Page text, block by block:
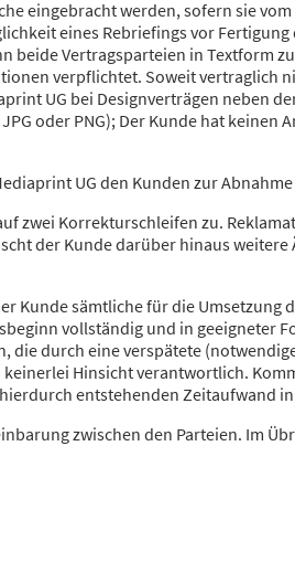
eingebracht werden, sofern sie
eines Rebriefings vor Fertigung
beide Vertragsparteien in Textform
verpflichtet. Soweit vertraglich
UG bei Designverträgen neben
oder PNG); Der Kunde hat keinen
UG den Kunden zur
zwei Korrekturschleifen zu.
der Kunde darüber hinaus weitere
Kunde sämtliche für die Umsetzung
vollständig und in geeigneter
die durch eine verspätete
Hinsicht verantwortlich.
entstehenden Zeitaufwand
zwischen den Parteien. Im